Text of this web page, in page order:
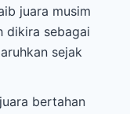
juara musim
dikira sebagai
sejak
bertahan